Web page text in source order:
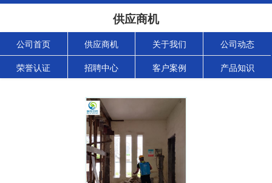
供应商机
公司首页 供应商机 关于我们 公司动态
荣誉认证 招聘中心 客户案例 产品知识